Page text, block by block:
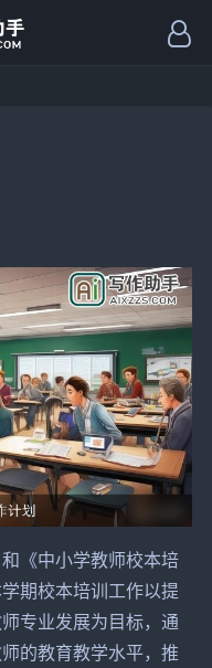
《中小学教师校本培
期校本培训工作以提
专业发展为目标，通
的教育教学水平，推